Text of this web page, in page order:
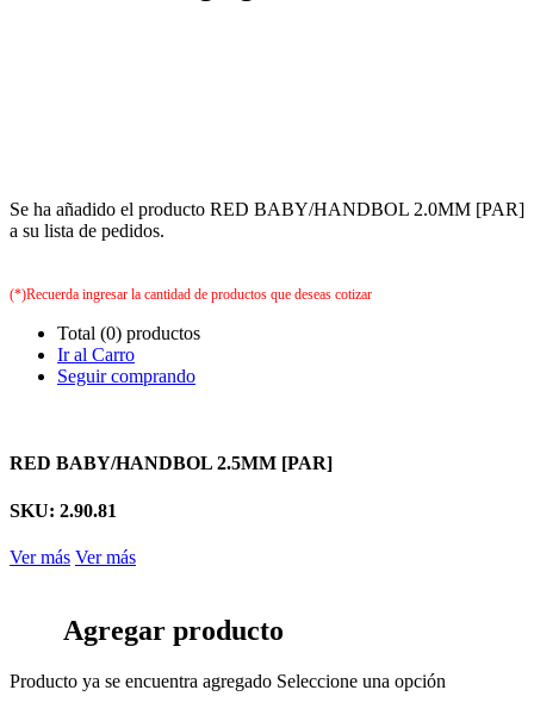
Se ha añadido el producto RED BABY/HANDBOL 2.0MM [PAR]
a su lista de pedidos.
(*)Recuerda ingresar la cantidad de productos que deseas cotizar
Total (0) productos
Ir al Carro
Seguir comprando
RED BABY/HANDBOL 2.5MM [PAR]
SKU: 2.90.81
Ver más Ver más
Agregar producto
Producto ya se encuentra agregado Seleccione una opción